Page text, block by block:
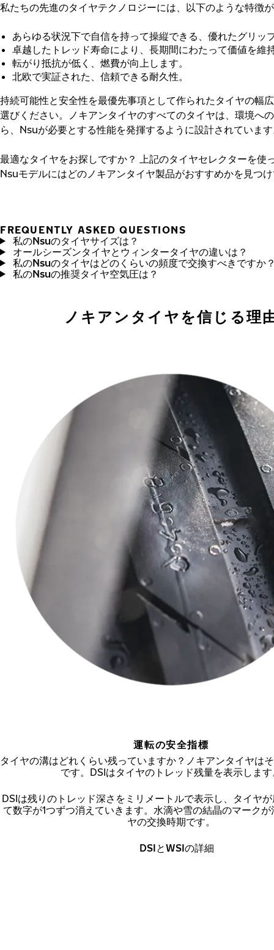
私たちの先進のタイヤテクノロジーには、以下のような特徴
あらゆる状況下で自信を持って操縦できる、優れたグリッ
卓越したトレッド寿命により、長期間にわたって価値を維
転がり抵抗が低く、燃費が向上します。
北欧で実証された、信頼できる耐久性。
持続可能性と安全性を最優先事項として作られたタイヤの幅
選びください。ノキアンタイヤのすべてのタイヤは、環境へ
ら、Nsuが必要とする性能を発揮するように設計されていま
最適なタイヤをお探しですか？
上記のタイヤセレクターを使
Nsuモデルにはどのノキアンタイヤ製品がおすすめかを見つ
FREQUENTLY ASKED QUESTIONS
私のNsuのタイヤサイズは？
オールシーズンタイヤとウィンタータイヤの違いは？
私のNsuのタイヤはどのくらいの頻度で交換すべきですか
私のNsuの推奨タイヤ空気圧は？
ノキアンタイヤを信じる理
運転の安全指標
タイヤの溝はどれくらい残っていますか？ノキアンタイヤは
です。DSIはタイヤのトレッド残量を表示しま
DSIは残りのトレッド深さをミリメートルで表示し、タイヤ
て数字が1つずつ消えていきます。水滴や雪の結晶のマーク
ヤの交換時期です。
DSIとWSIの詳細